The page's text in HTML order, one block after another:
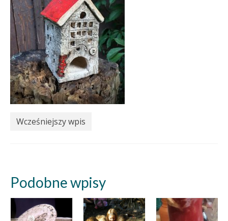
Wcześniejszy wpis
Podobne wpisy